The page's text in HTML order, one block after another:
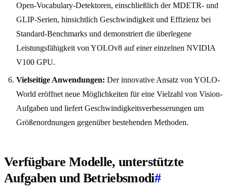
Open-Vocabulary-Detektoren, einschließlich der MDETR- und
GLIP-Serien, hinsichtlich Geschwindigkeit und Effizienz bei
Standard-Benchmarks und demonstriert die überlegene
Leistungsfähigkeit von YOLOv8 auf einer einzelnen NVIDIA
V100 GPU.
Vielseitige Anwendungen: Der innovative Ansatz von YOLO-
World eröffnet neue Möglichkeiten für eine Vielzahl von Vision-
Aufgaben und liefert Geschwindigkeitsverbesserungen um
Größenordnungen gegenüber bestehenden Methoden.
Verfügbare Modelle, unterstützte
Aufgaben und Betriebsmodi#